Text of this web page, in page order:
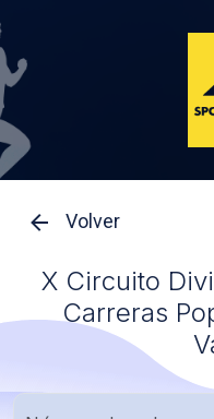
Volver
X Circuito
Carreras